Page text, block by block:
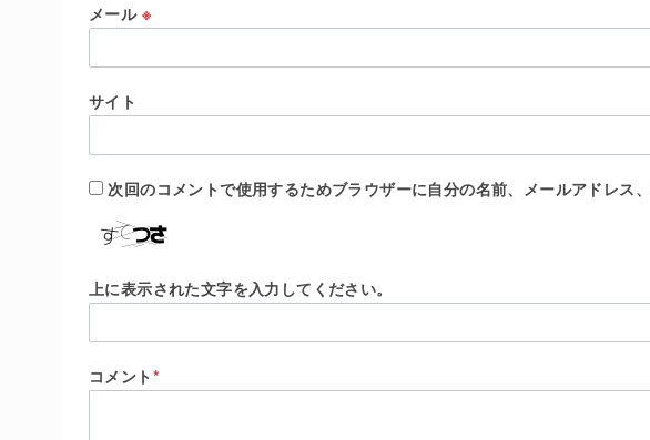
メール ※
サイト
次回のコメントで使用するためブラウザーに自分の名前、メールアドレス、
上に表示された文字を入力してください。
コメント*